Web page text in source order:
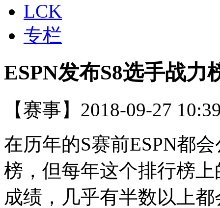
LCK
专栏
ESPN发布S8选手战力
【赛事】 2018-09-27
在历年的S赛前ESPN都
榜，但每年这个排行榜
成绩，几乎有半数以上